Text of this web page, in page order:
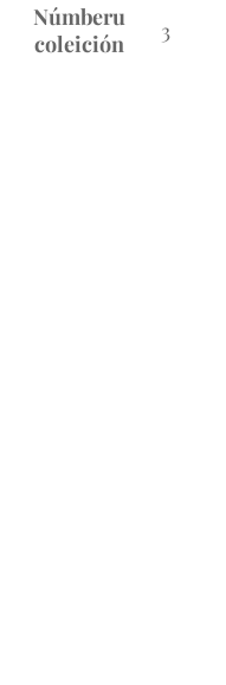
Númberu
coleición
3